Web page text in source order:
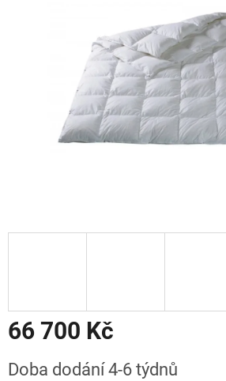
66 700 Kč
cena:
Doba dodání 4-6 týdnů